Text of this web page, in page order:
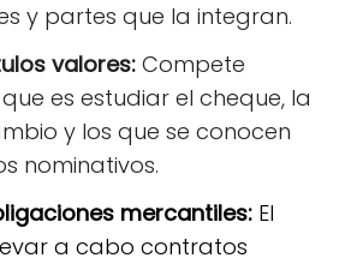
y partes que la integran.
valores: Compete
es estudiar el cheque, la
y los que se conocen
nominativos.
mercantiles: El
a cabo contratos